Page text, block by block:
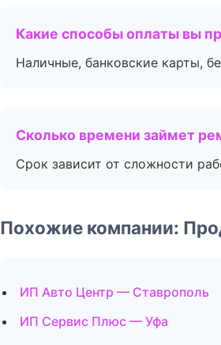
Какие способы оплаты вы
Наличные, банковские карты,
Сколько времени займет
Срок зависит от сложности
Похожие компании:
ИП Авто Центр — Ставрополь
ИП Сервис Плюс — Уфа